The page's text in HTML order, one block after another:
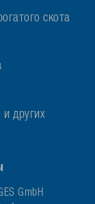
скота
и других
GmbH